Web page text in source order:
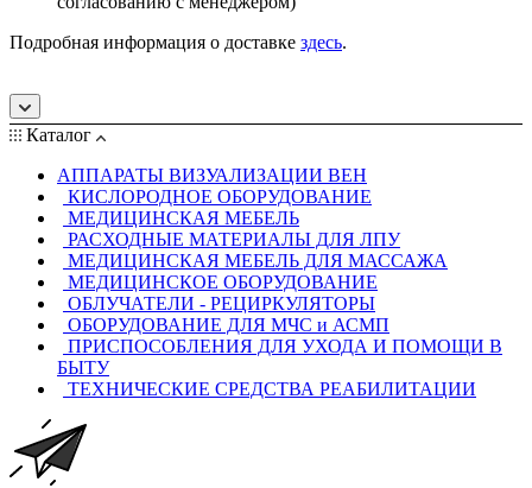
Подробная информация о доставке здесь.
Каталог
АППАРАТЫ ВИЗУАЛИЗАЦИИ ВЕН
КИСЛОРОДНОЕ ОБОРУДОВАНИЕ
МЕДИЦИНСКАЯ МЕБЕЛЬ
РАСХОДНЫЕ МАТЕРИАЛЫ ДЛЯ ЛПУ
МЕДИЦИНСКАЯ МЕБЕЛЬ ДЛЯ МАССАЖА
МЕДИЦИНСКОЕ ОБОРУДОВАНИЕ
ОБЛУЧАТЕЛИ - РЕЦИРКУЛЯТОРЫ
ОБОРУДОВАНИЕ ДЛЯ МЧС и АСМП
ПРИСПОСОБЛЕНИЯ ДЛЯ УХОДА И ПОМОЩИ В
БЫТУ
ТЕХНИЧЕСКИЕ СРЕДСТВА РЕАБИЛИТАЦИИ